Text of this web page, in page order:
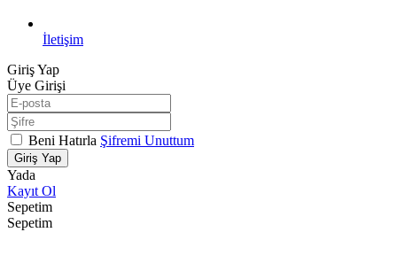
İletişim
Giriş Yap
Üye Girişi
Beni Hatırla Şifremi Unuttum
Giriş Yap
Yada
Kayıt Ol
Sepetim
Sepetim